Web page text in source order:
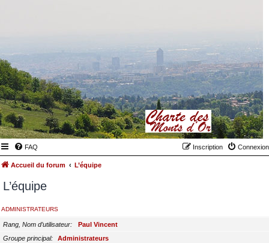
FAQ Connexion
Inscription
Accueil du forum L’équipe
L’équipe
ADMINISTRATEURS
Rang, Nom d’utilisateur
Paul Vincent
Groupe principal
Administrateurs